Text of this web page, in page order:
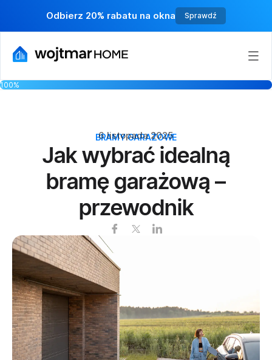
Odbierz 20% rabatu na okna Sprawdź
100%
BRAMY GARAŻOWE
6 listopada 2025
Jak wybrać idealną
bramę garażową –
przewodnik